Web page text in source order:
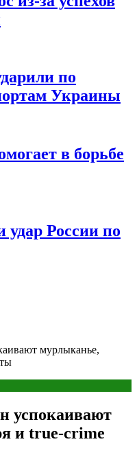
по
Украины
в борьбе
удар России по
мурлыканье,
успокаивают
и true-crime